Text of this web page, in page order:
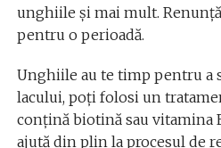
unghiile și mai mult.
pentru o perioadă.
Unghiile au te timp pentru a
lacului, poți folosi un
conțină biotină sau vitamina
ajută din plin la procesul de